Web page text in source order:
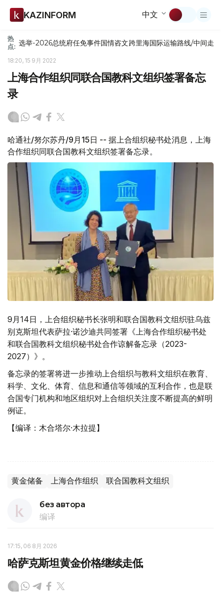
KAZINFORM 中文
热
点: 选举-2026总统府任免事件国情咨文跨里海国际运输路线/中间走廊
18:20, 15 9月 2022
上海合作组织同联合国教科文组织签署备忘
录
哈通社/努尔苏丹/9月15日 -- 据上合组织秘书处消息，上海
合作组织同联合国教科文组织签署备忘录。
9月14日，上合组织秘书长张明和联合国教科文组织驻乌兹
别克斯坦代表萨拉·诺沙迪共同签署《上海合作组织秘书处
和联合国教科文组织秘书处合作谅解备忘录（2023-
2027）》。
备忘录的签署将进一步推动上合组织与教科文组织在教育、
科学、文化、体育、信息和通信等领域的互利合作，也是联
合国专门机构和地区组织对上合组织关注度不断提高的鲜明
例证。
【编译：木合塔尔·木拉提】
黄金储备 上海合作组织 联合国教科文组织
без автора
编译
17:15, 06 8月 2026
哈萨克斯坦黄金价格继续走低